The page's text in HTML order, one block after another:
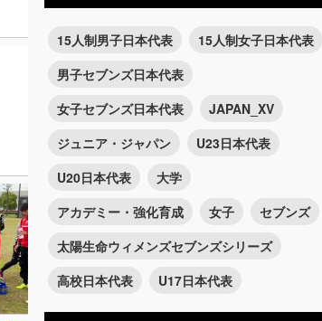
15人制男子日本代表
15人制女子日本代表
男子セブンズ日本代表
女子セブンズ日本代表
JAPAN_XV
ジュニア・ジャパン
U23日本代表
U20日本代表
大学
アカデミー・強化育成
女子
セブンズ
太陽生命ウィメンズセブンズシリーズ
高校日本代表
U17日本代表